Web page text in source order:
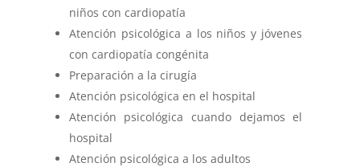
niños con cardiopatía
Atención psicológica a los niños y jóvenes
con cardiopatía congénita
Preparación a la cirugía
Atención psicológica en el hospital
Atención psicológica cuando dejamos el
hospital
Atención psicológica a los adultos